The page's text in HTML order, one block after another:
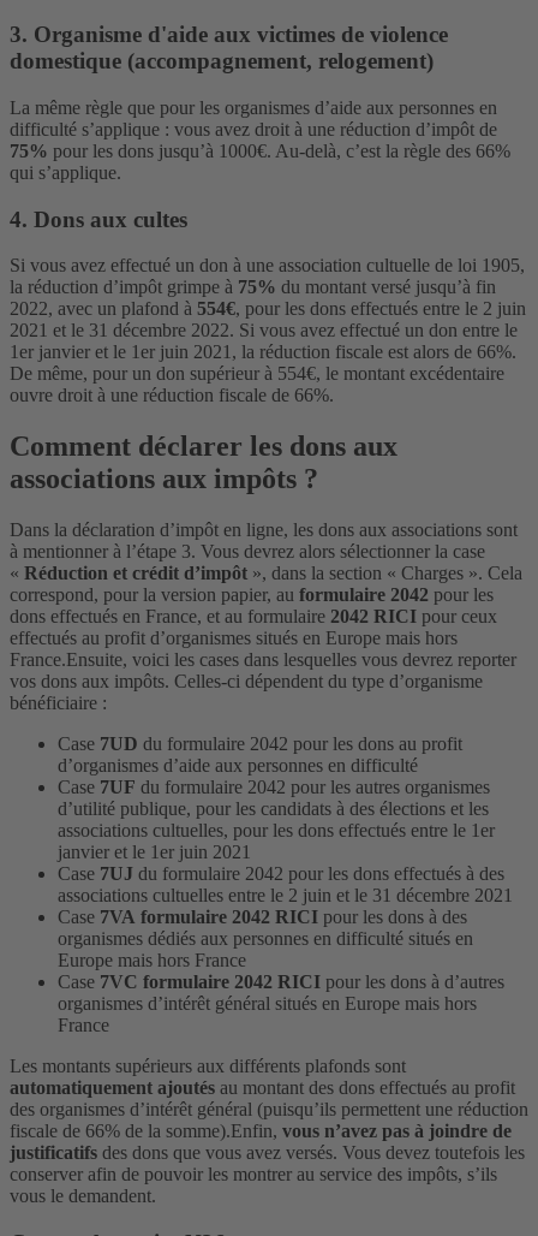
3. Organisme d'aide aux victimes de violence
domestique (accompagnement, relogement)
La même règle que pour les organismes d’aide aux personnes en
difficulté s’applique : vous avez droit à une réduction d’impôt de
75% pour les dons jusqu’à 1000€. Au-delà, c’est la règle des 66%
qui s’applique.
4. Dons aux cultes
Si vous avez effectué un don à une association cultuelle de loi 1905,
la réduction d’impôt grimpe à 75% du montant versé jusqu’à fin
2022, avec un plafond à 554€, pour les dons effectués entre le 2 juin
2021 et le 31 décembre 2022. Si vous avez effectué un don entre le
1er janvier et le 1er juin 2021, la réduction fiscale est alors de 66%.
De même, pour un don supérieur à 554€, le montant excédentaire
ouvre droit à une réduction fiscale de 66%.
Comment déclarer les dons aux
associations aux impôts ?
Dans la déclaration d’impôt en ligne, les dons aux associations sont
à mentionner à l’étape 3. Vous devrez alors sélectionner la case
« Réduction et crédit d’impôt », dans la section « Charges ». Cela
correspond, pour la version papier, au formulaire 2042 pour les
dons effectués en France, et au formulaire 2042 RICI pour ceux
effectués au profit d’organismes situés en Europe mais hors
France.Ensuite, voici les cases dans lesquelles vous devrez reporter
vos dons aux impôts. Celles-ci dépendent du type d’organisme
bénéficiaire :
Case 7UD du formulaire 2042 pour les dons au profit
d’organismes d’aide aux personnes en difficulté
Case 7UF du formulaire 2042 pour les autres organismes
d’utilité publique, pour les candidats à des élections et les
associations cultuelles, pour les dons effectués entre le 1er
janvier et le 1er juin 2021
Case 7UJ du formulaire 2042 pour les dons effectués à des
associations cultuelles entre le 2 juin et le 31 décembre 2021
Case 7VA formulaire 2042 RICI pour les dons à des
organismes dédiés aux personnes en difficulté situés en
Europe mais hors France
Case 7VC formulaire 2042 RICI pour les dons à d’autres
organismes d’intérêt général situés en Europe mais hors
France
Les montants supérieurs aux différents plafonds sont
automatiquement ajoutés au montant des dons effectués au profit
des organismes d’intérêt général (puisqu’ils permettent une réduction
fiscale de 66% de la somme).Enfin, vous n’avez pas à joindre de
justificatifs des dons que vous avez versés. Vous devez toutefois les
conserver afin de pouvoir les montrer au service des impôts, s’ils
vous le demandent.